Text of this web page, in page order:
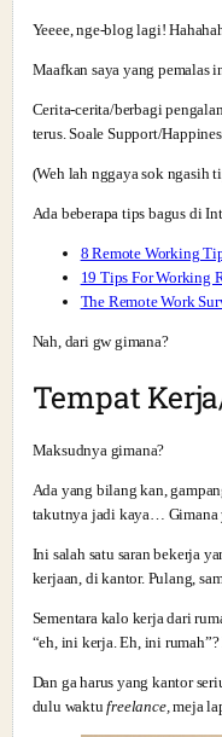
Yeeee, nge-blog lagi!
Maafkan saya yang pemalas
Cerita-cerita/berbagi
terus. Soale Support/
(Weh lah nggaya sok ngasih
Ada beberapa tips bagus di
8 Remote Working
19 Tips For Working
The Remote Work
Nah, dari gw gimana?
Tempat
Maksudnya gimana?
Ada yang bilang kan,
takutnya jadi kaya… Gimana
Ini salah satu saran bekerja
kerjaan, di kantor. Pulang,
Sementara kalo kerja dari
“eh, ini kerja. Eh, ini
Dan ga harus yang kantor
dulu waktufreelance,meja